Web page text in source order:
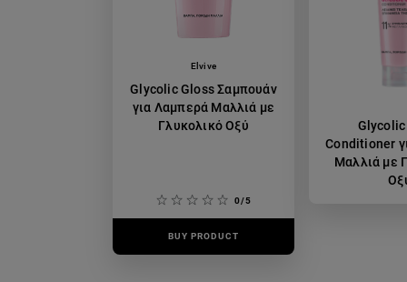
Elvive
Glycolic Gloss Σαμπουάν
για Λαμπερά Μαλλιά με
Γλυκολικό Οξύ
0/5
BUY PRODUCT
Conditioner
Μαλλιά με